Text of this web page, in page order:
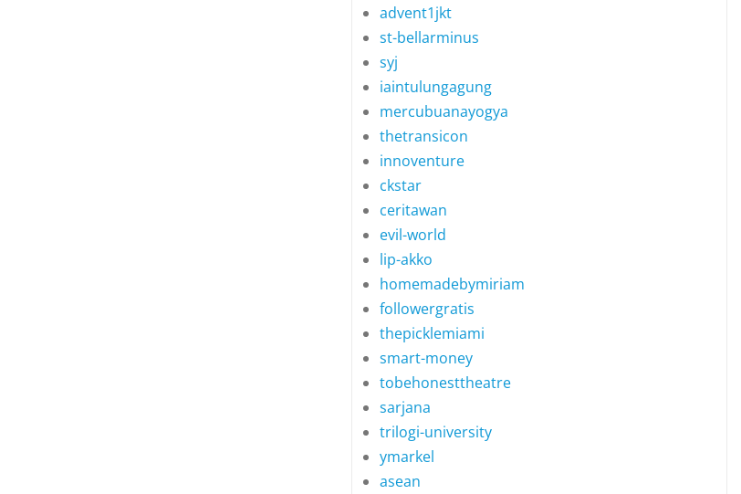
advent1jkt
st-bellarminus
syj
iaintulungagung
mercubuanayogya
thetransicon
innoventure
ckstar
ceritawan
evil-world
lip-akko
homemadebymiriam
followergratis
thepicklemiami
smart-money
tobehonesttheatre
sarjana
trilogi-university
ymarkel
asean